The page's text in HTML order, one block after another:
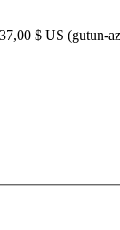
$ US (gutun-